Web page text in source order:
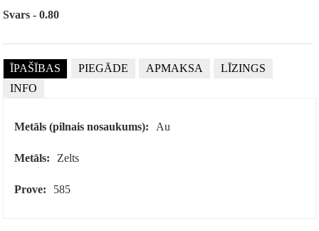
Svars - 0.80
ĪPAŠĪBAS PIEGĀDE APMAKSA
LĪZINGS
INFO
Metāls (pilnais nosaukums): Au
Metāls: Zelts
Prove: 585